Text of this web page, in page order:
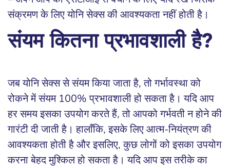
संक्रमण के लिए योनि सेक्स की आवश्यकता नहीं होती है।
संयम कितना प्रभावशाली है?
जब योनि सेक्स से संयम किया जाता है, तो गर्भावस्था को
रोकने में संयम 100% प्रभावशाली हो सकता है। यदि आप
हर समय इसका उपयोग करते हैं, तो आपको गर्भवती न होने की
गारंटी दी जाती है। हालाँकि, इसके लिए आत्म-नियंत्रण की
आवश्यकता होती है और इसलिए, कुछ लोगों को इसका उपयोग
करना बेहद मुश्किल हो सकता है। यदि आप इस तरीके का